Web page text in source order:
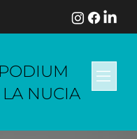
LA NUCIA